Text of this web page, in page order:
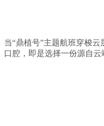
当“鼎植号”主题航班穿梭
口腔，即是选择一份源自云